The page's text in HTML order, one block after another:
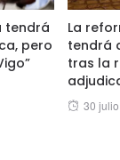
tendrá
pero
La
tendrá
tras la
Posted
30